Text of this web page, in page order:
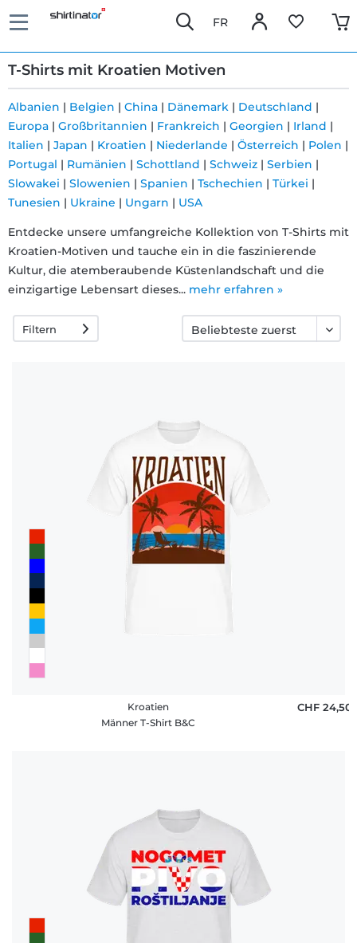
FR
T-Shirts mit Kroatien Motiven
Schnelle
Lieferung
30 Tage
Umtauschrecht
Rückgaberecht
Häufige
Albanien | Belgien | China | Dänemark | Deutschland |
Europa | Großbritannien | Frankreich | Georgien | Irland |
Italien | Japan | Kroatien | Niederlande | Österreich | Polen |
Portugal | Rumänien | Schottland | Schweiz | Serbien |
Slowakei | Slowenien | Spanien | Tschechien | Türkei |
Tunesien | Ukraine | Ungarn | USA
Entdecke unsere umfangreiche Kollektion von T-Shirts mit
Kroatien-Motiven und tauche ein in die faszinierende
Kultur, die atemberaubende Küstenlandschaft und die
einzigartige Lebensart dieses... mehr erfahren »
Filtern
Kroatien
Männer T-Shirt B&C
CHF 24,50